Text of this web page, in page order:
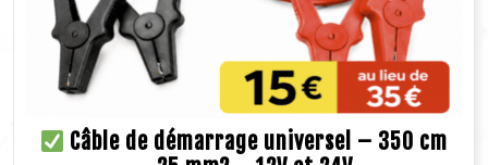
Câble de démarrage universel – 350 cm